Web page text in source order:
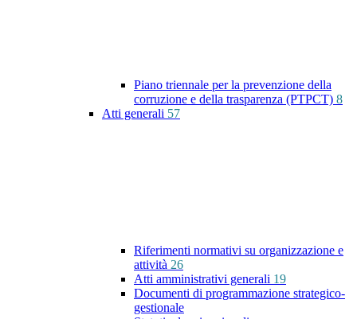
Piano triennale per la prevenzione della
corruzione e della trasparenza (PTPCT) 8
Atti generali 57
Riferimenti normativi su organizzazione e
attività 26
Atti amministrativi generali 19
Documenti di programmazione strategico-
gestionale